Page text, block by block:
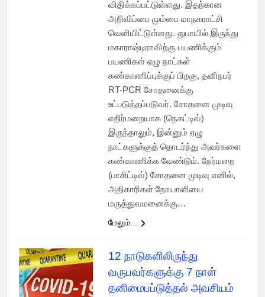
விதிக்கப்பட்டுள்ளது. இதற்கான
அறிவிப்பை மும்பை மாநகராட்சி
வெளியிட்டுள்ளது. துபாயில் இருந்து
மகாராஷ்டிராவிற்கு பயணிக்கும்
பயணிகள் ஏழு நாட்கள்
கண்காணிப்புக்குப் பிறகு, தனிநபர்
RT-PCR சோதனைக்கு
உட்படுத்தப்படுவர். சோதனை முடிவு
எதிர்மறையாக (நெகட்டிவ்)
இருந்தாலும், இன்னும் ஏழு
நாட்களுக்குத் தொடர்ந்து அவர்களை
கண்காணிக்க வேண்டும். நேர்மறை
(பாசிட்டிவ்) சோதனை முடிவு எனில்,
அதிகாரிகள் நோயாளியை
மருத்துவமனைக்கு…
மேலும்...
12 நாடுகளிலிருந்து
வருபவர்களுக்கு 7 நாள்
தனிமைபப்டுத்தல் அவசியம்